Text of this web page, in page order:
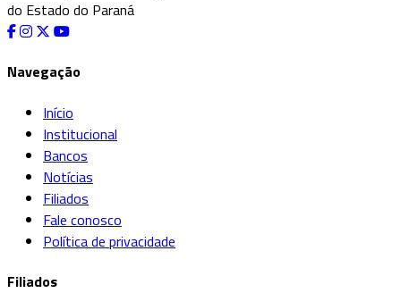
Navegação
Início
Institucional
Bancos
Notícias
Filiados
Fale conosco
Política de privacidade
Filiados